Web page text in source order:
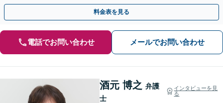
ください】【子連れ相談・車いす利用可】
料金表を見る
電話でお問い合わせ メールでお問い合わせ
酒元 博之 弁護
士
インタビューを見
る